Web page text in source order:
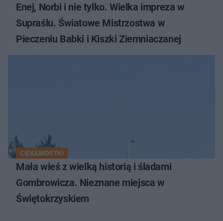
Enej, Norbi i nie tylko. Wielka impreza w
Supraślu. Światowe Mistrzostwa w
Pieczeniu Babki i Kiszki Ziemniaczanej
CIEKAWOSTKI
Mała wieś z wielką historią i śladami
Gombrowicza. Nieznane miejsca w
Świętokrzyskiem